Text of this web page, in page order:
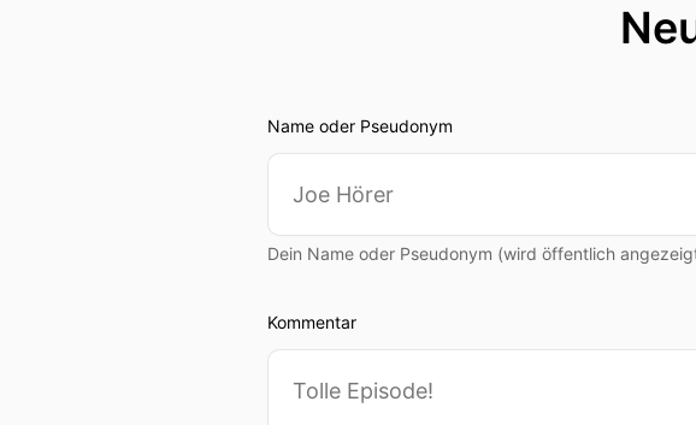
Name oder Pseudonym
Dein Name oder Pseudonym (wird öffentlich
Kommentar